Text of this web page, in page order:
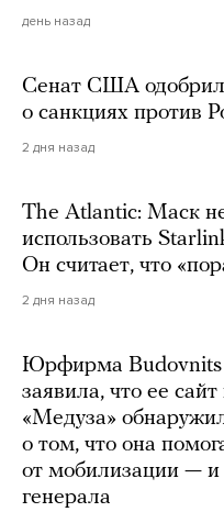
день назад
Сенат США одобрил
о санкциях против
2 дня назад
The Atlantic: Маск
использовать
Он считает, что
2 дня назад
Юрфирма Budovnits
заявила, что ее
«Медуза»
о том, что она
от мобилизации — и
генерала